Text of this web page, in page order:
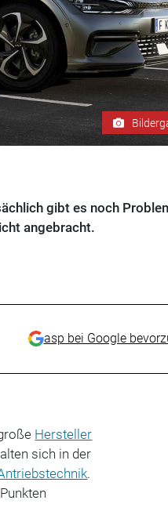
gibt es noch
angebracht.
asp bei Google
Hersteller
sich in der
.